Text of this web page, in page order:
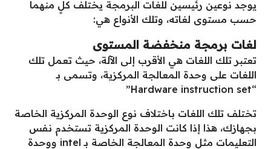
يوجد نوعين رئيسين للغات البرمجة يختلف كلٍ منهما
حسب مستوى لغاته، وتلك الأنواع هي:
لغات برمجة منخفضة المستوى
تعتبر تلك اللغات هي الأقرب إلى الآلة، حيث تعمل تلك
اللغات على وحدة المعالجة المركزية، وتسمى بـ
“Hardware instruction set”
تختلف تلك اللغات باختلاف نوع الوحدة المركزية الخاصة
بجهازك، هذا إذا كانت الوحدة المركزية تستخدم نفس
التعليمات مثل وحدة المعالجة الخاصة بـ intel ووحدة